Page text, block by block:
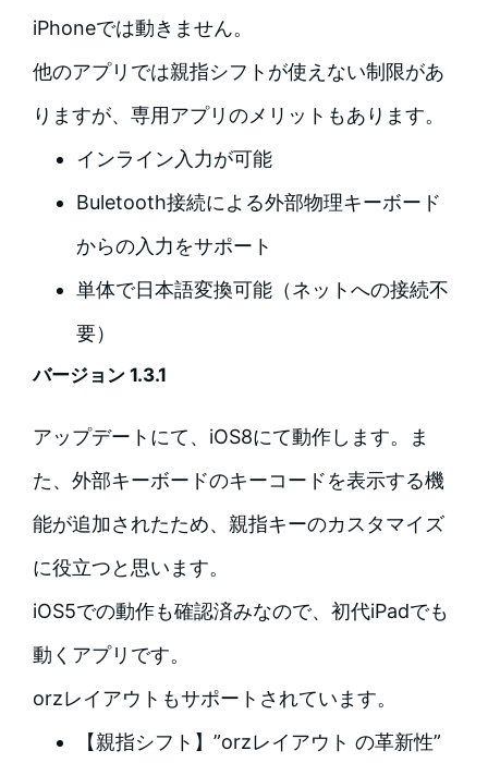
iPhoneでは動きません。
他のアプリでは親指シフトが使えない制限があ
りますが、専用アプリのメリットもあります。
インライン入力が可能
Buletooth接続による外部物理キーボード
からの入力をサポート
単体で日本語変換可能（ネットへの接続不
要）
バージョン 1.3.1
アップデートにて、iOS8にて動作します。ま
た、外部キーボードのキーコードを表示する機
能が追加されたため、親指キーのカスタマイズ
に役立つと思います。
iOS5での動作も確認済みなので、初代iPadでも
動くアプリです。
orzレイアウトもサポートされています。
【親指シフト】”orzレイアウト の革新性”